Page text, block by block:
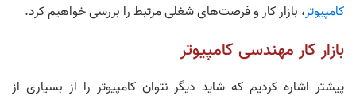
کامپیوتر، بازار کار و فرصت‌های شغلی مرتبط را بررسی خواهیم کرد.
بازار کار مهندسی کامپیوتر
پیشتر اشاره کردیم که شاید دیگر نتوان کامپیوتر را از بسیاری از